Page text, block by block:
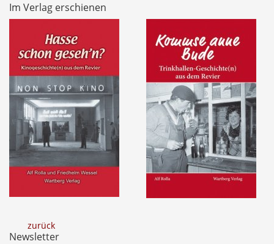
Im Verlag erschienen
zurück
Newsletter